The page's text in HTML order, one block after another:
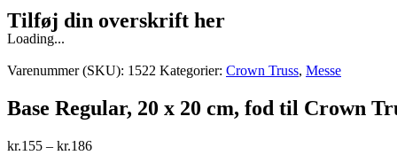
Tilføj din overskrift her
Loading...
Varenummer (SKU): 1522 Kategorier: Crown Truss, Messe
Base Regular, 20 x 20 cm, fod til Crown
kr.155 – kr.186